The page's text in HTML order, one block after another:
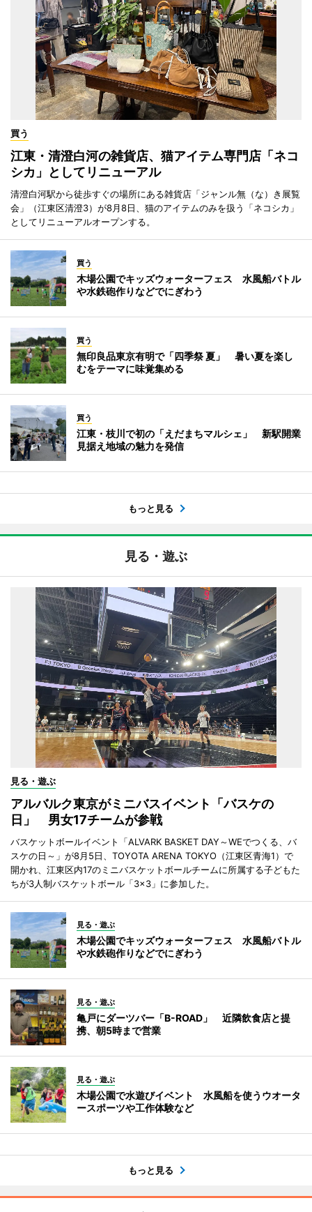
買う
江東・清澄白河の雑貨店、猫アイテム専門店「ネコ
シカ」としてリニューアル
清澄白河駅から徒歩すぐの場所にある雑貨店「ジャンル無（な）き展覧
会」（江東区清澄3）が8月8日、猫のアイテムのみを扱う「ネコシカ」
としてリニューアルオープンする。
買う
木場公園でキッズウォーターフェス 水風船バトル
や水鉄砲作りなどでにぎわう
買う
無印良品東京有明で「四季祭 夏」 暑い夏を楽し
むをテーマに味覚集める
買う
江東・枝川で初の「えだまちマルシェ」 新駅開業
見据え地域の魅力を発信
もっと見る
見る・遊ぶ
見る・遊ぶ
アルバルク東京がミニバスイベント「バスケの
日」 男女17チームが参戦
バスケットボールイベント「ALVARK BASKET DAY～WEでつくる、バ
スケの日～」が8月5日、TOYOTA ARENA TOKYO（江東区青海1）で
開かれ、江東区内17のミニバスケットボールチームに所属する子どもた
ちが3人制バスケットボール「3×3」に参加した。
見る・遊ぶ
木場公園でキッズウォーターフェス 水風船バトル
や水鉄砲作りなどでにぎわう
見る・遊ぶ
亀戸にダーツバー「B-ROAD」 近隣飲食店と提
携、朝5時まで営業
見る・遊ぶ
木場公園で水遊びイベント 水風船を使うウオータ
ースポーツや工作体験など
もっと見る